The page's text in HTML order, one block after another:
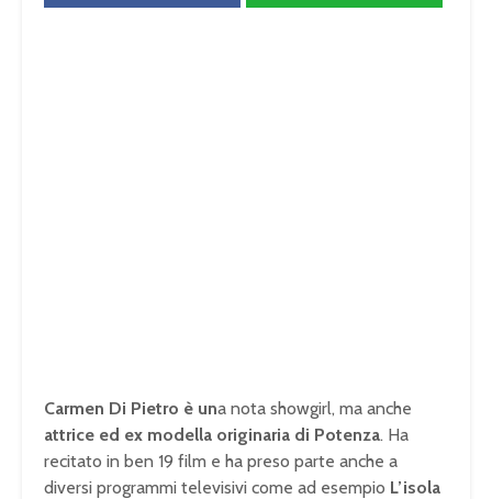
Carmen Di Pietro è una nota showgirl, ma anche
attrice ed ex modella originaria di Potenza. Ha
recitato in ben 19 film e ha preso parte anche a
diversi programmi televisivi come ad esempio L’isola